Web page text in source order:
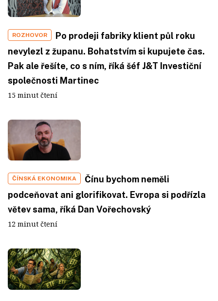
ROZHOVOR
Po prodeji fabriky klient půl roku
nevylezl z županu. Bohatstvím si kupujete čas.
Pak ale řešíte, co s ním, říká šéf J&T Investiční
společnosti Martinec
15 minut čtení
ČÍNSKÁ EKONOMIKA
Čínu bychom neměli
podceňovat ani glorifikovat. Evropa si podřízla
větev sama, říká Dan Vořechovský
12 minut čtení